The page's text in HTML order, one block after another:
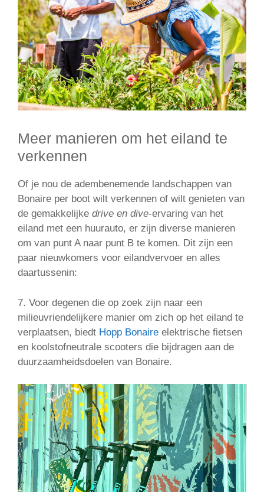
Meer manieren om het eiland te
verkennen
Of je nou de adembenemende landschappen van
Bonaire per boot wilt verkennen of wilt genieten van
de gemakkelijke drive en dive-ervaring van het
eiland met een huurauto, er zijn diverse manieren
om van punt A naar punt B te komen. Dit zijn een
paar nieuwkomers voor eilandvervoer en alles
daartussenin:
7. Voor degenen die op zoek zijn naar een
milieuvriendelijkere manier om zich op het eiland te
verplaatsen, biedt Hopp Bonaire elektrische fietsen
en koolstofneutrale scooters die bijdragen aan de
duurzaamheidsdoelen van Bonaire.